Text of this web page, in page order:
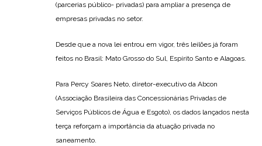
(parcerias público- privadas) para ampliar a presença de
empresas privadas no setor.
Desde que a nova lei entrou em vigor, três leilões já foram
feitos no Brasil: Mato Grosso do Sul, Espírito Santo e Alagoas.
Para Percy Soares Neto, diretor-executivo da Abcon
(Associação Brasileira das Concessionárias Privadas de
Serviços Públicos de Água e Esgoto), os dados lançados nesta
terça reforçam a importância da atuação privada no
saneamento.